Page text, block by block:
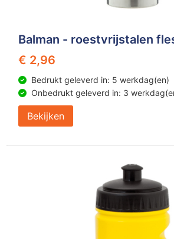
Balman - roestvrijstalen
€ 2,96
Bedrukt geleverd in: 5 werkdag(en)
Onbedrukt geleverd in: 3
Bekijken